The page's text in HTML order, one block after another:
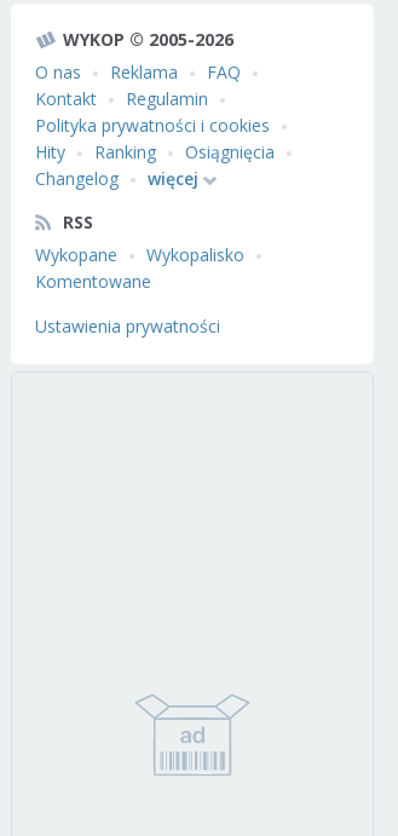
WYKOP © 2005-2026
O nas
Reklama
FAQ
Kontakt
Regulamin
Polityka prywatności i cookies
Hity
Ranking
Osiągnięcia
Changelog
więcej
RSS
Wykopane
Wykopalisko
Komentowane
Ustawienia prywatności